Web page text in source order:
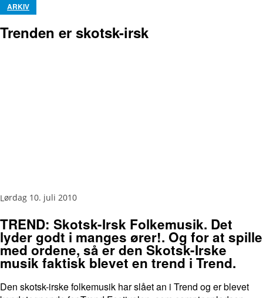
ARKIV
Trenden er skotsk-irsk
lørdag 10. juli 2010
TREND: Skotsk-Irsk Folkemusik. Det
lyder godt i manges ører!. Og for at spille
med ordene, så er den Skotsk-Irske
musik faktisk blevet en trend i Trend.
Den skotsk-irske folkemusik har slået an i Trend og er blevet